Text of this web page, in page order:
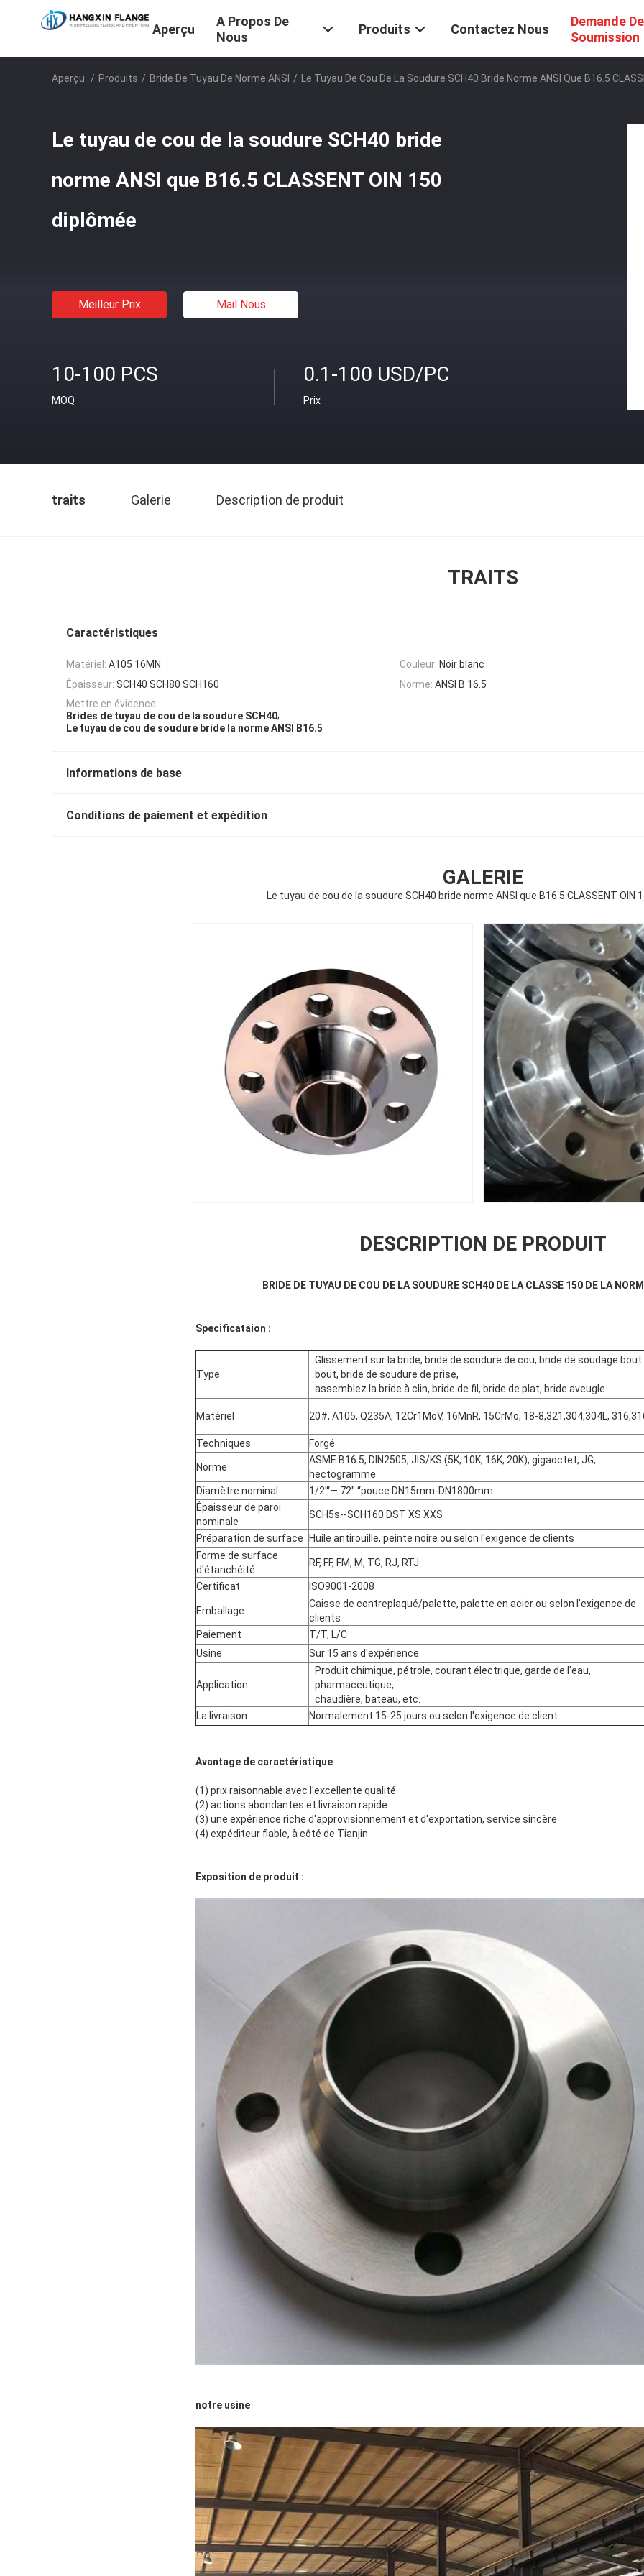
Laisser un message Nous vous rappellerons bientôt!
Aperçu
A Propos De
Nous
Produits Contactez Nous
Demande De
Soumission
Aperçu / Produits / Bride De Tuyau De Norme ANSI / Le Tuyau De Cou De La Soudure SCH40 Bride Norme ANSI Que B16.5
Le tuyau de cou de la soudure SCH40 bride
norme ANSI que B16.5 CLASSENT OIN 150
diplômée
Meilleur Prix Mail Nous
10-100 PCS
MOQ
0.1-100 USD/PC
Prix
traits Galerie Description de produit
TRAITS
Caractéristiques
Matériel: A105 16MN Couleur: Noir blanc
Épaisseur: SCH40 SCH80 SCH160 Norme: ANSI B 16.5
Mettre en évidence:
Brides de tuyau de cou de la soudure SCH40,
Le tuyau de cou de soudure bride la norme ANSI B16.5
Informations de base
Conditions de paiement et expédition
GALERIE
Le tuyau de cou de la soudure SCH40 bride norme ANSI que B16.5 CLASSENT OIN
DESCRIPTION DE PRODUIT
BRIDE DE TUYAU DE COU DE LA SOUDURE SCH40 DE LA CLASSE 150 DE LA
Specificataion :
Type
Glissement sur la bride, bride de soudure de cou, bride de soudage bout
bout, bride de soudure de prise,
assemblez la bride à clin, bride de fil, bride de plat, bride aveugle
Matériel 20#, A105, Q235A, 12Cr1MoV, 16MnR, 15CrMo, 18-8,321,304,304L,
Techniques Forgé
Norme
ASME B16.5, DIN2505, JIS/KS (5K, 10K, 16K, 20K), gigaoctet, JG,
hectogramme
Diamètre nominal
1/2'“— 72" “pouce DN15mm-DN1800mm
Épaisseur de paroi
nominale
SCH5s--SCH160 DST XS XXS
Préparation de surface
Huile antirouille, peinte noire ou selon l'exigence de clients
Forme de surface
d'étanchéité
RF, FF, FM, M, TG, RJ, RTJ
Certificat ISO9001-2008
Emballage
Caisse de contreplaqué/palette, palette en acier ou selon l'exigence de
clients
Paiement
T/T, L/C
Usine
Sur 15 ans d'expérience
Application
Produit chimique, pétrole, courant électrique, garde de l'eau,
pharmaceutique,
chaudière, bateau, etc.
La livraison
Normalement 15-25 jours ou selon l'exigence de client
Avantage de caractéristique
(1) prix raisonnable avec l'excellente qualité
(2) actions abondantes et livraison rapide
(3) une expérience riche d'approvisionnement et d'exportation, service sincère
(4) expéditeur fiable, à côté de Tianjin
Exposition de produit :
notre usine